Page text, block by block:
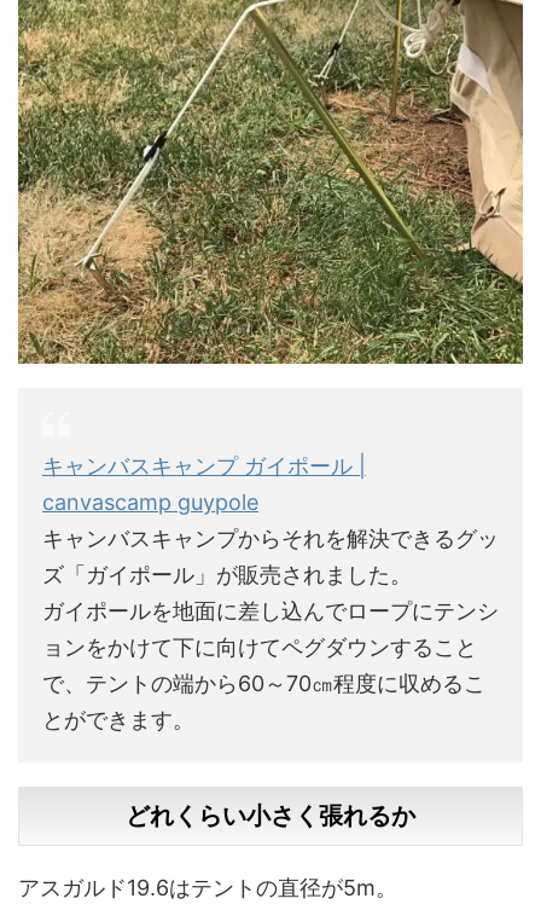
キャンバスキャンプ ガイポール |
canvascamp guypole
キャンバスキャンプからそれを解決できるグッ
ズ「ガイポール」が販売されました。
ガイポールを地面に差し込んでロープにテンシ
ョンをかけて下に向けてペグダウンすること
で、テントの端から60～70㎝程度に収めるこ
とができます。
どれくらい小さく張れるか
アスガルド19.6はテントの直径が5m。